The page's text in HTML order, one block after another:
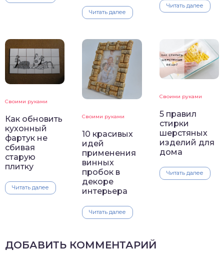
Читать далее
Читать далее
Своими руками
Как обновить
кухонный
фартук не
сбивая
старую
плитку
Читать далее
Своими руками
10 красивых
идей
применения
винных
пробок в
декоре
интерьера
Читать далее
Своими руками
5 правил
стирки
шерстяных
изделий для
дома
Читать далее
ДОБАВИТЬ КОММЕНТАРИЙ